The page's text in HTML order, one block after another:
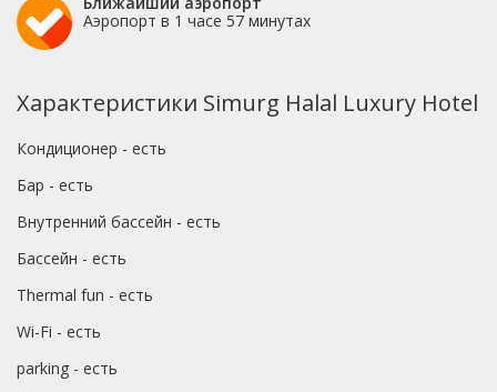
Аэропорт в 1 часе 57 минутах
Характеристики Simurg Halal Luxury Hotel
Кондиционер - есть
Бар - есть
Внутренний бассейн - есть
Бассейн - есть
Thermal fun - есть
Wi-Fi - есть
parking - есть